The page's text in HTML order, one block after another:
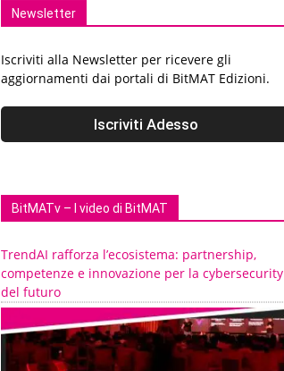
Newsletter
Iscriviti alla Newsletter per ricevere gli
aggiornamenti dai portali di BitMAT Edizioni.
BitMATv – I video di BitMAT
TrendAI rafforza l’ecosistema: partnership,
competenze e innovazione per la cybersecurity
del futuro